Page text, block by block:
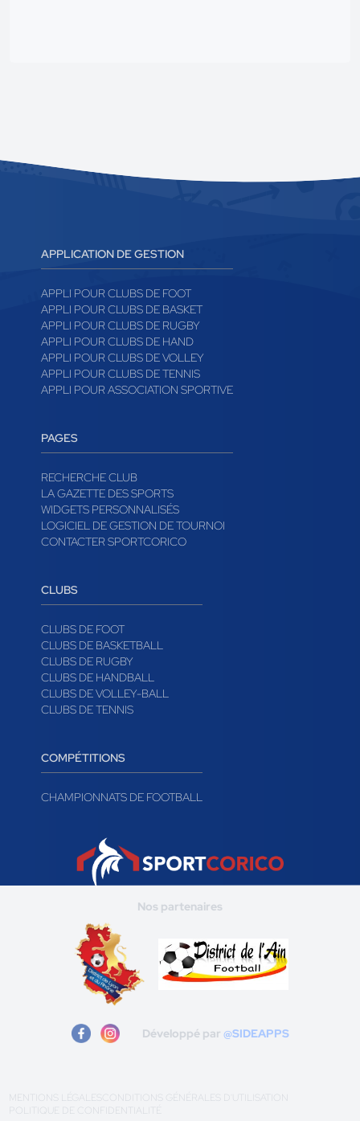
APPLICATION DE GESTION
APPLI POUR CLUBS DE FOOT
APPLI POUR CLUBS DE BASKET
APPLI POUR CLUBS DE RUGBY
APPLI POUR CLUBS DE HAND
APPLI POUR CLUBS DE VOLLEY
APPLI POUR CLUBS DE TENNIS
APPLI POUR ASSOCIATION SPORTIVE
PAGES
RECHERCHE CLUB
LA GAZETTE DES SPORTS
WIDGETS PERSONNALISÉS
LOGICIEL DE GESTION DE TOURNOI
CONTACTER SPORTCORICO
CLUBS
CLUBS DE FOOT
CLUBS DE BASKETBALL
CLUBS DE RUGBY
CLUBS DE HANDBALL
CLUBS DE VOLLEY-BALL
CLUBS DE TENNIS
COMPÉTITIONS
CHAMPIONNATS DE FOOTBALL
Nos partenaires
Développé par @SIDEAPPS
MENTIONS LÉGALES
CONDITIONS GÉNÉRALES D'UTILISATION
POLITIQUE DE CONFIDENTIALITÉ